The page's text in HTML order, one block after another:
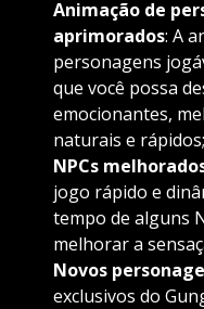
Animação de
aprimorados: A
personagens
que você possa
emocionantes,
naturais e rápidos;
NPCs
jogo rápido e
tempo de alguns
melhorar a
Novos
exclusivos do